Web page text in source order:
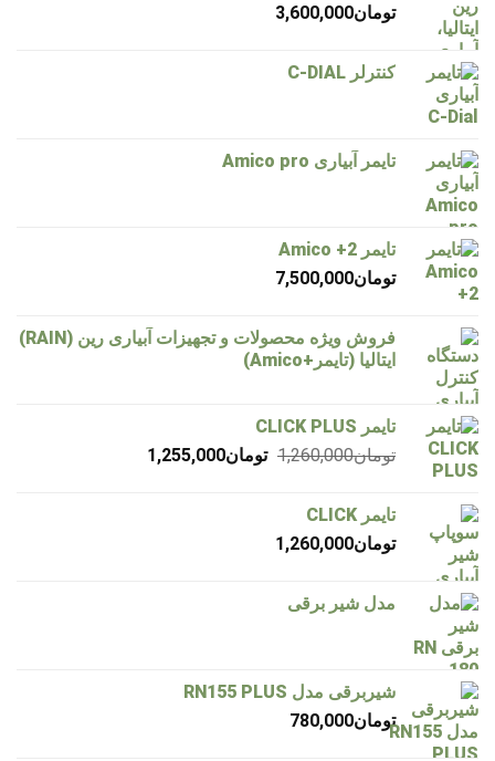
تومان3,600,000
کنترلر C-DIAL
تایمر آبیاری Amico pro
تایمر Amico +2
تومان7,500,000
فروش ویژه محصولات و تجهیزات آبیاری رین (RAIN)
ایتالیا (تایمر+Amico)
تایمر CLICK PLUS
تومان1,260,000 قیمت
تومان1,255,000قیمت
تایمر CLICK
تومان1,260,000
مدل شیر برقی
شیربرقی مدل RN155 PLUS
تومان780,000